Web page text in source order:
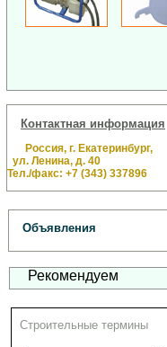
Контактная информация
Россия, г. Екатеринбург,
ул. Ленина, д. 40
Тел./факс: +7 (343) 337896
Объявления
Рекомендуем
Строительные термины